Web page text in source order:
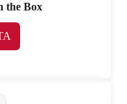
the Box